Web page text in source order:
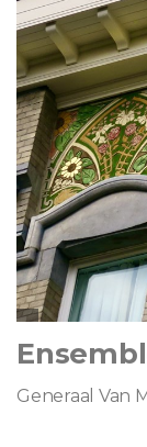
Generaal Van